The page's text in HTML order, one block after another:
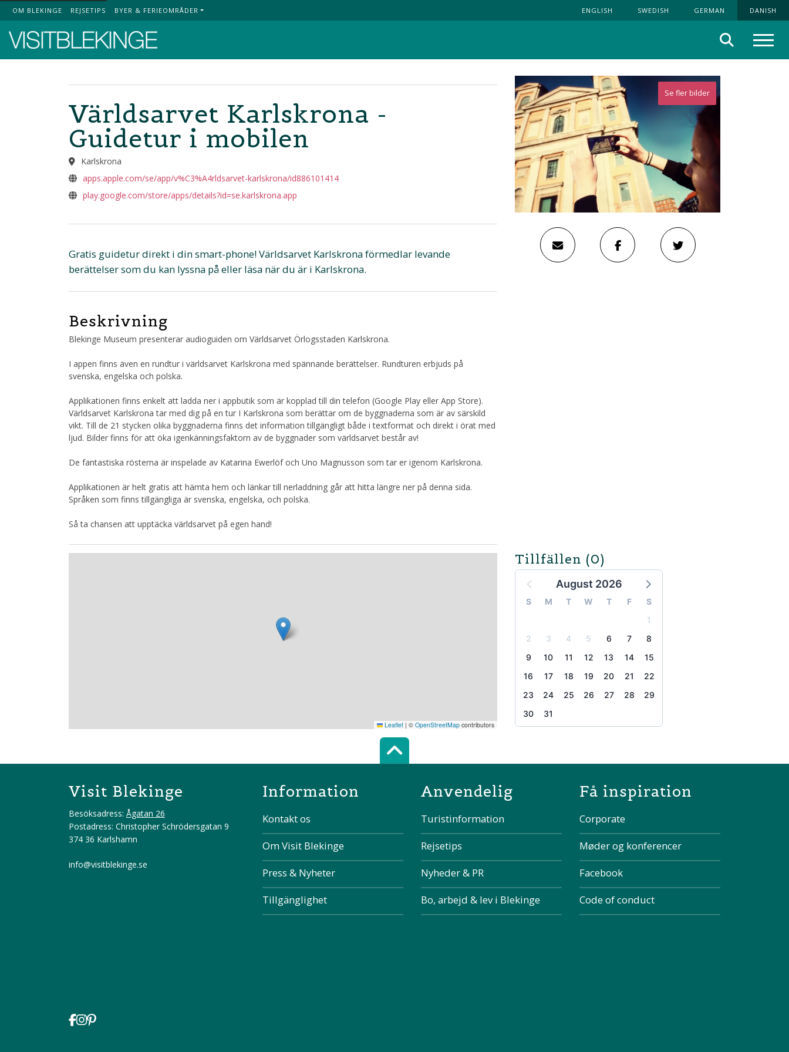
Top Menu
OM BLEKINGE REJSETIPS BYER & FERIEOMRÅDER ENGLISH SWEDISH GERMAN DANISH
Søg
Se fler bilder
Världsarvet Karlskrona -
Guidetur i mobilen
Karlskrona
apps.apple.com/se/app/v%C3%A4rldsarvet-karlskrona/id886101414
play.google.com/store/apps/details?id=se.karlskrona.app
Gratis guidetur direkt i din smart-phone! Världsarvet Karlskrona förmedlar levande
berättelser som du kan lyssna på eller läsa när du är i Karlskrona.
Beskrivning
Blekinge Museum presenterar audioguiden om Världsarvet Örlogsstaden Karlskrona.
I appen finns även en rundtur i världsarvet Karlskrona med spännande berättelser. Rundturen erbjuds på
svenska, engelska och polska.
Applikationen finns enkelt att ladda ner i appbutik som är kopplad till din telefon (Google Play eller App Store).
Världsarvet Karlskrona tar med dig på en tur I Karlskrona som berättar om de byggnaderna som är av särskild
vikt. Till de 21 stycken olika byggnaderna finns det information tillgängligt både i textformat och direkt i örat med
ljud. Bilder finns för att öka igenkänningsfaktorn av de byggnader som världsarvet består av!
De fantastiska rösterna är inspelade av Katarina Ewerlöf och Uno Magnusson som tar er igenom Karlskrona.
Applikationen är helt gratis att hämta hem och länkar till nerladdning går att hitta längre ner på denna sida.
Språken som finns tillgängliga är svenska, engelska, och polska.
Så ta chansen att upptäcka världsarvet på egen hand!
Tillfällen (0)
August 2026
S M T W T F
S
1
2
3 4 5 6 7
8
9
10 11 12 13 14
15
16
17 18 19 20 21
22
23
24 25 26 27 28
29
30
31
Leaflet | © OpenStreetMap contributors
Scroll top of the page
Visit Blekinge
Besöksadress: Ågatan 26
Postadress: Christopher Schrödersgatan 9
374 36 Karlshamn
info@visitblekinge.se
Information
Kontakt os
Om Visit Blekinge
Press & Nyheter
Tillgänglighet
Anvendelig
Turistinformation
Rejsetips
Nyheder & PR
Bo, arbejd & lev i Blekinge
Få inspiration
Corporate
Møder og konferencer
Facebook
Code of conduct